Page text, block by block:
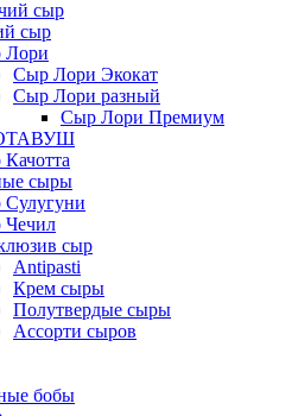
сыр
сыр
Сыр Лори Экокат
Сыр Лори разный
Сыр Лори Премиум
сыры
сыр
Antipasti
Крем сыры
Полутвердые сыры
Ассорти сыров
бобы